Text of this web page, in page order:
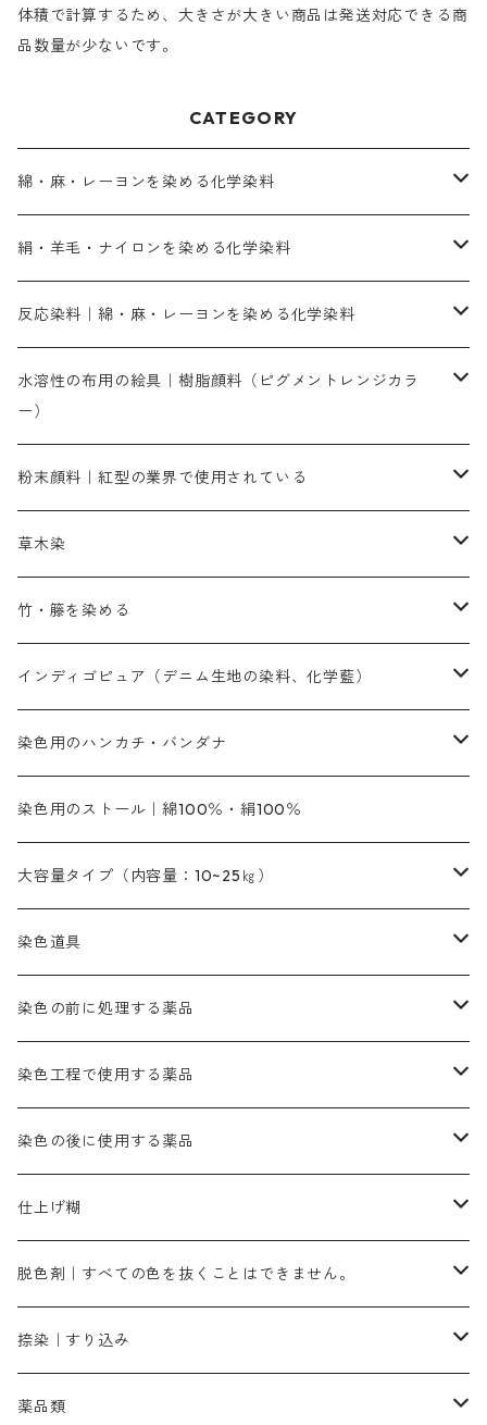
体積で計算するため、大きさが大きい商品は発送対応できる商
品数量が少ないです。
CATEGORY
綿・麻・レーヨンを染める化学染料
直接染料－染色手順が簡単
人気のおすすめ直接染料
染色に必要な薬品類
橙色系
青色系
紫色系
緑色系
茶色系
染料一覧ー100g入り
染料一覧ー500g入り
絹・羊毛・ナイロンを染める化学染料
お買い得品
染料一覧
人気のおすすめ染料
橙色系
緑色系
茶色系
灰色系
黒色系
1kg
染色に必要な薬品類
補助薬品
反応染料｜綿・麻・レーヨンを染める化学染料
お勧めの3原色（赤・青・黄色）
お勧め｜スミフィックス～
3原色以外の色目
赤色
茶色｜20g入りのみ公開
灰色｜20g入りのみ公開
黒色
染色に必要な薬品
アルカリ剤
補助薬品
捺染に必要な材料
捺染糊
水溶性の布用の絵具｜樹脂顔料（ピグメントレンジカラ
ー）
ネオカラー（色）
内容量：100g
内容量：500g
バィンダー（定着剤）
増粘剤
黄色系
エロ―M3G｜定番の色合い
エロー ＭＧＲ｜明るい緑みの黄色
オレンジ系
オレンヂMG｜黄みの橙色
オレンヂMGD（定番の色合い）
赤色系
レットMFB｜赤色（定番の色合い）
レットMG｜黄みの朱色
ピンクMB｜ピンク色
ローズMB｜鮮やかなピンク色）
青色系
ネビーブルーMB（定番の色合い）
ブルーMB（定番の色合い）
スカイブルーMG｜緑みの空色
ターキスブルーHNG｜緑みの空色
紫色系
バイオレットMFB
緑色系
ダークグリンMG（定番の色合い）
グリーンMB｜緑色
茶色系
ダークブロンMFB｜こげ茶色
ブロンHNR｜こげ茶色
黒色系
ブラックMK（赤みの黒色）
ブラックMG（青みの黒色）
白色系（定番の色合い）
ネオホワイトR
粉末顔料｜紅型の業界で使用されている
赤色系
本洋紅
代用朱黄色口
黄色系
ファストエロ―10GN（鮮やかな黄色）
ファストエロ―5GN（黄色）
青色系
NSBAブルー
群青
白色｜胡粉
黒色｜在庫処分特価
緑色｜在庫処分特価
茶色｜在庫処分特価
草木染
植物染料
人気のおすすめ植物染料
インド茜・西洋茜の個別販売
カッチ｜茶系
霧島産・晩秋茶｜黄金色（赤みの黄色）｜準備中
濃染処理剤｜ソルバックスPS－900
媒染剤
アルミ媒染剤
鉄媒染剤
ソーダ灰｜アルカリ性のPH調整剤
藍染
ぶどう糖
ハイドロサルファイトコンク
染色用途のハンカチ・バンダナ
45cm×45cm（ハンカチ）｜端の始末も綿糸｜タグなし
54cm×54cm（バンダナ）｜端の始末も綿糸｜タグなし
竹・籐を染める
人気のおすすめ竹・藤を染める染料
塩基性染料（混色可能）
ビスマークブロンB｜赤茶色
塩基性エロ―｜液体タイプ
ローダミンB｜赤紫色｜マゼンダ色
オリジナル染料｜スス竹色｜ミキセットファストブロンGR
インディゴピュア（デニム生地の染料、化学藍）
初心者向けお試しセット販売
インディゴピュア
アルカリ剤
ハイドロサルファイトコンク
酸性剤
染色用のハンカチ・バンダナ
45cm×45cm（ハンカチ）｜端の始末も綿糸｜タグなし
54cm×54cm（バンダナ）｜端の始末も綿糸｜タグなし
染色用のストール｜綿100％・絹100％
大容量タイプ（内容量：10~25㎏）
芒硝｜綿の染色時の吸収促進剤
ソーダ灰｜アルカリ性のPH調整剤
硫酸第一鉄｜鉄媒染剤
染色道具
刷毛
摺込み刷毛（スリコミハケ）ー夏毛（硬いタイプ）
摺込み刷毛（スリコミハケ）ー冬毛（柔らかいタイプ）
ローケツ筆
ローケツ用筆｜1本～販売
ローケツ用筆ー10%off｜20本セットお取り寄せ品
洋型紙（9番手｜中薄口、10番手｜中厚口）
有償サンプル品｜約20cm×27cm
洋型紙9番手｜中薄口｜約54cm×110cm
張木｜入荷待ち
伸子
型洗いブラシ
染色の前に処理する薬品
精練剤｜汚れ落とし剤｜針状マルセル石鹸
糊落とし剤｜ソルベンCA
濃染処理剤｜ソルバックスPS－900
染色工程で使用する薬品
染料の吸収促進剤
酢酸｜絹・羊毛・ナイロンに使用する
芒硝｜綿・麻の染色に使用する。
染料のムラ染め抑制剤（均染剤）
アゾリン200％｜綿・麻・絹・羊毛・ナイロンの染色
レオニールEHC｜反応染料用
染料の浸透剤
ソルバライトS-70｜各種繊維の浸し染めに使用可能
染料の定着向上剤
ライトフィックスAコンク｜綿・麻もしくは直接染料で染めた素材
アルカリ剤｜反応染料用
染色の後に使用する薬品
ソーピング剤｜未定着の染料を除去すること
ネオポールB－300｜反応染料のソーピング剤
仕上げ剤｜柔軟・平滑剤
白場汚染防止剤
仕上げ糊
カルボキシメチルセルロース（CMC）
海藻系
たんぱく質系
脱色剤｜すべての色を抜くことはできません。
脱色剤
全体脱色｜ハイドロサルファイトコンク
脱色助剤｜浸透・複色抑制剤
捺染｜すり込み
染料溶解剤｜染料の均一な浸透・吸着を補助する
薬品類